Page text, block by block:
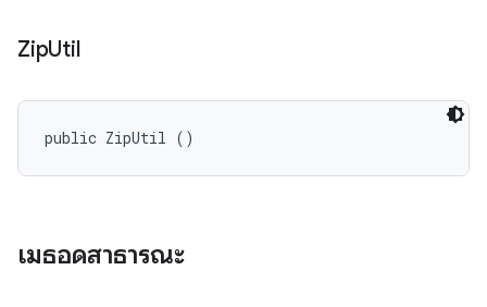
ZipUtil
public ZipUtil ()
เมธอดสาธารณะ